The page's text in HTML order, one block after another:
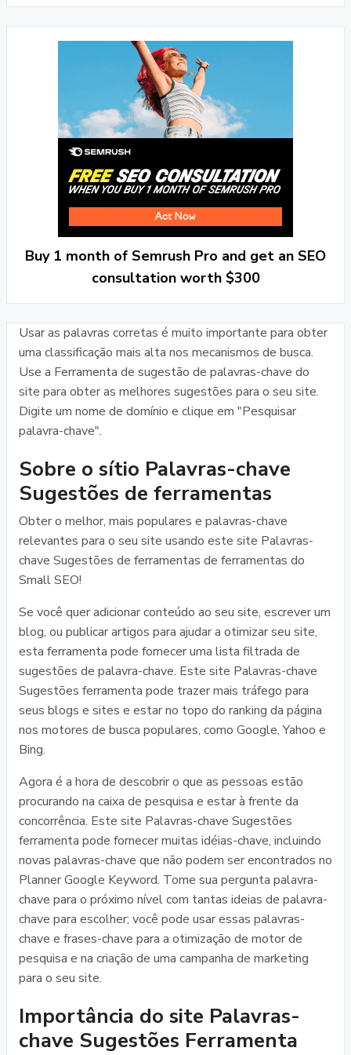
Buy 1 month of Semrush Pro and get an SEO
consultation worth $300
Usar as palavras corretas é muito importante para obter
uma classificação mais alta nos mecanismos de busca.
Use a Ferramenta de sugestão de palavras-chave do
site para obter as melhores sugestões para o seu site.
Digite um nome de domínio e clique em "Pesquisar
palavra-chave".
Sobre o sítio Palavras-chave
Sugestões de ferramentas
Obter o melhor, mais populares e palavras-chave
relevantes para o seu site usando este site Palavras-
chave Sugestões de ferramentas de ferramentas do
Small SEO!
Se você quer adicionar conteúdo ao seu site, escrever um
blog, ou publicar artigos para ajudar a otimizar seu site,
esta ferramenta pode fornecer uma lista filtrada de
sugestões de palavra-chave. Este site Palavras-chave
Sugestões ferramenta pode trazer mais tráfego para
seus blogs e sites e estar no topo do ranking da página
nos motores de busca populares, como Google, Yahoo e
Bing.
Agora é a hora de descobrir o que as pessoas estão
procurando na caixa de pesquisa e estar à frente da
concorrência. Este site Palavras-chave Sugestões
ferramenta pode fornecer muitas idéias-chave, incluindo
novas palavras-chave que não podem ser encontrados no
Planner Google Keyword. Tome sua pergunta palavra-
chave para o próximo nível com tantas ideias de palavra-
chave para escolher; você pode usar essas palavras-
chave e frases-chave para a otimização de motor de
pesquisa e na criação de uma campanha de marketing
para o seu site.
Importância do site Palavras-
chave Sugestões Ferramenta